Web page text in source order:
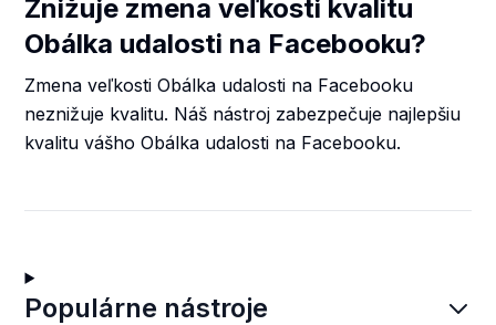
Znižuje zmena veľkosti kvalitu
Obálka udalosti na Facebooku?
Zmena veľkosti Obálka udalosti na Facebooku
neznižuje kvalitu. Náš nástroj zabezpečuje najlepšiu
kvalitu vášho Obálka udalosti na Facebooku.
Populárne nástroje